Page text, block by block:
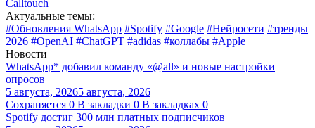
Calltouch
Актуальные темы:
#Обновления WhatsApp #Spotify #Google #Нейросети #тренды
2026 #OpenAI #ChatGPT #adidas #коллабы #Apple
Новости
WhatsApp* добавил команду «@all» и новые настройки
опросов
5 августа, 20265 августа, 2026
Сохраняется 0 В закладки 0 В закладках 0
Spotify достиг 300 млн платных подписчиков